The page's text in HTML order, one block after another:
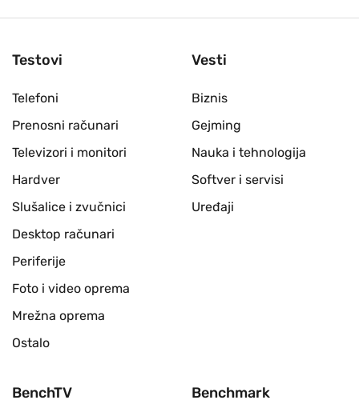
Testovi
Telefoni
Prenosni računari
Televizori i monitori
Hardver
Slušalice i zvučnici
Desktop računari
Periferije
Foto i video oprema
Mrežna oprema
Ostalo
Vesti
Biznis
Gejming
Nauka i tehnologija
Softver i servisi
Uređaji
BenchTV Benchmark